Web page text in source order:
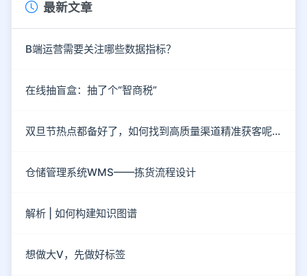
最新文章
B端运营需要关注哪些数据指标？
在线抽盲盒：抽了个“智商税”
双旦节热点都备好了，如何找到高质量渠道精准获客呢？
仓储管理系统WMS——拣货流程设计
解析 | 如何构建知识图谱
想做大V，先做好标签